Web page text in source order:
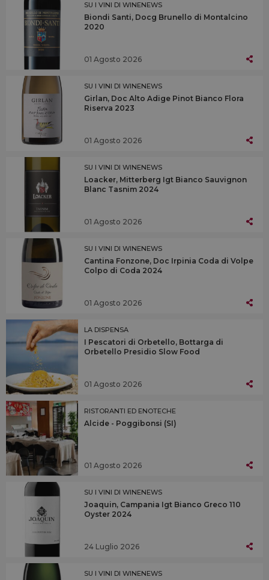
SU I VINI DI WINENEWS
Biondi Santi, Docg Brunello di Montalcino
2020
01 Agosto 2026
SU I VINI DI WINENEWS
Girlan, Doc Alto Adige Pinot Bianco Flora
Riserva 2023
01 Agosto 2026
SU I VINI DI WINENEWS
Loacker, Mitterberg Igt Bianco Sauvignon
Blanc Tasnim 2024
01 Agosto 2026
SU I VINI DI WINENEWS
Cantina Fonzone, Doc Irpinia Coda di Volpe
Colpo di Coda 2024
01 Agosto 2026
LA DISPENSA
I Pescatori di Orbetello, Bottarga di
Orbetello Presidio Slow Food
01 Agosto 2026
RISTORANTI ED ENOTECHE
Alcide - Poggibonsi (SI)
01 Agosto 2026
SU I VINI DI WINENEWS
Joaquin, Campania Igt Bianco Greco 110
Oyster 2024
24 Luglio 2026
SU I VINI DI WINENEWS